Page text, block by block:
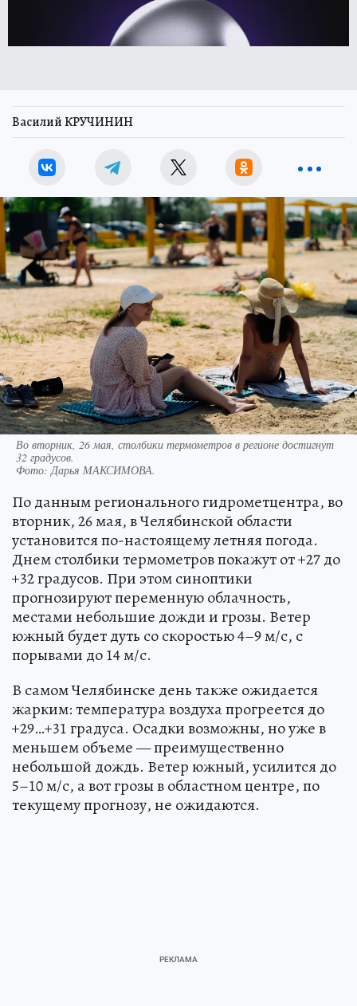
Василий КРУЧИНИН
Во вторник, 26 мая, столбики термометров в регионе достигнут
32 градусов.
Фото:Дарья МАКСИМОВА.
По данным регионального гидрометцентра, во
вторник, 26 мая, в Челябинской области
установится по-настоящему летняя погода.
Днем столбики термометров покажут от +27 до
+32 градусов. При этом синоптики
прогнозируют переменную облачность,
местами небольшие дожди и грозы. Ветер
южный будет дуть со скоростью 4–9 м/с, с
порывами до 14 м/с.
В самом Челябинске день также ожидается
жарким: температура воздуха прогреется до
+29…+31 градуса. Осадки возможны, но уже в
меньшем объеме — преимущественно
небольшой дождь. Ветер южный, усилится до
5–10 м/с, а вот грозы в областном центре, по
текущему прогнозу, не ожидаются.